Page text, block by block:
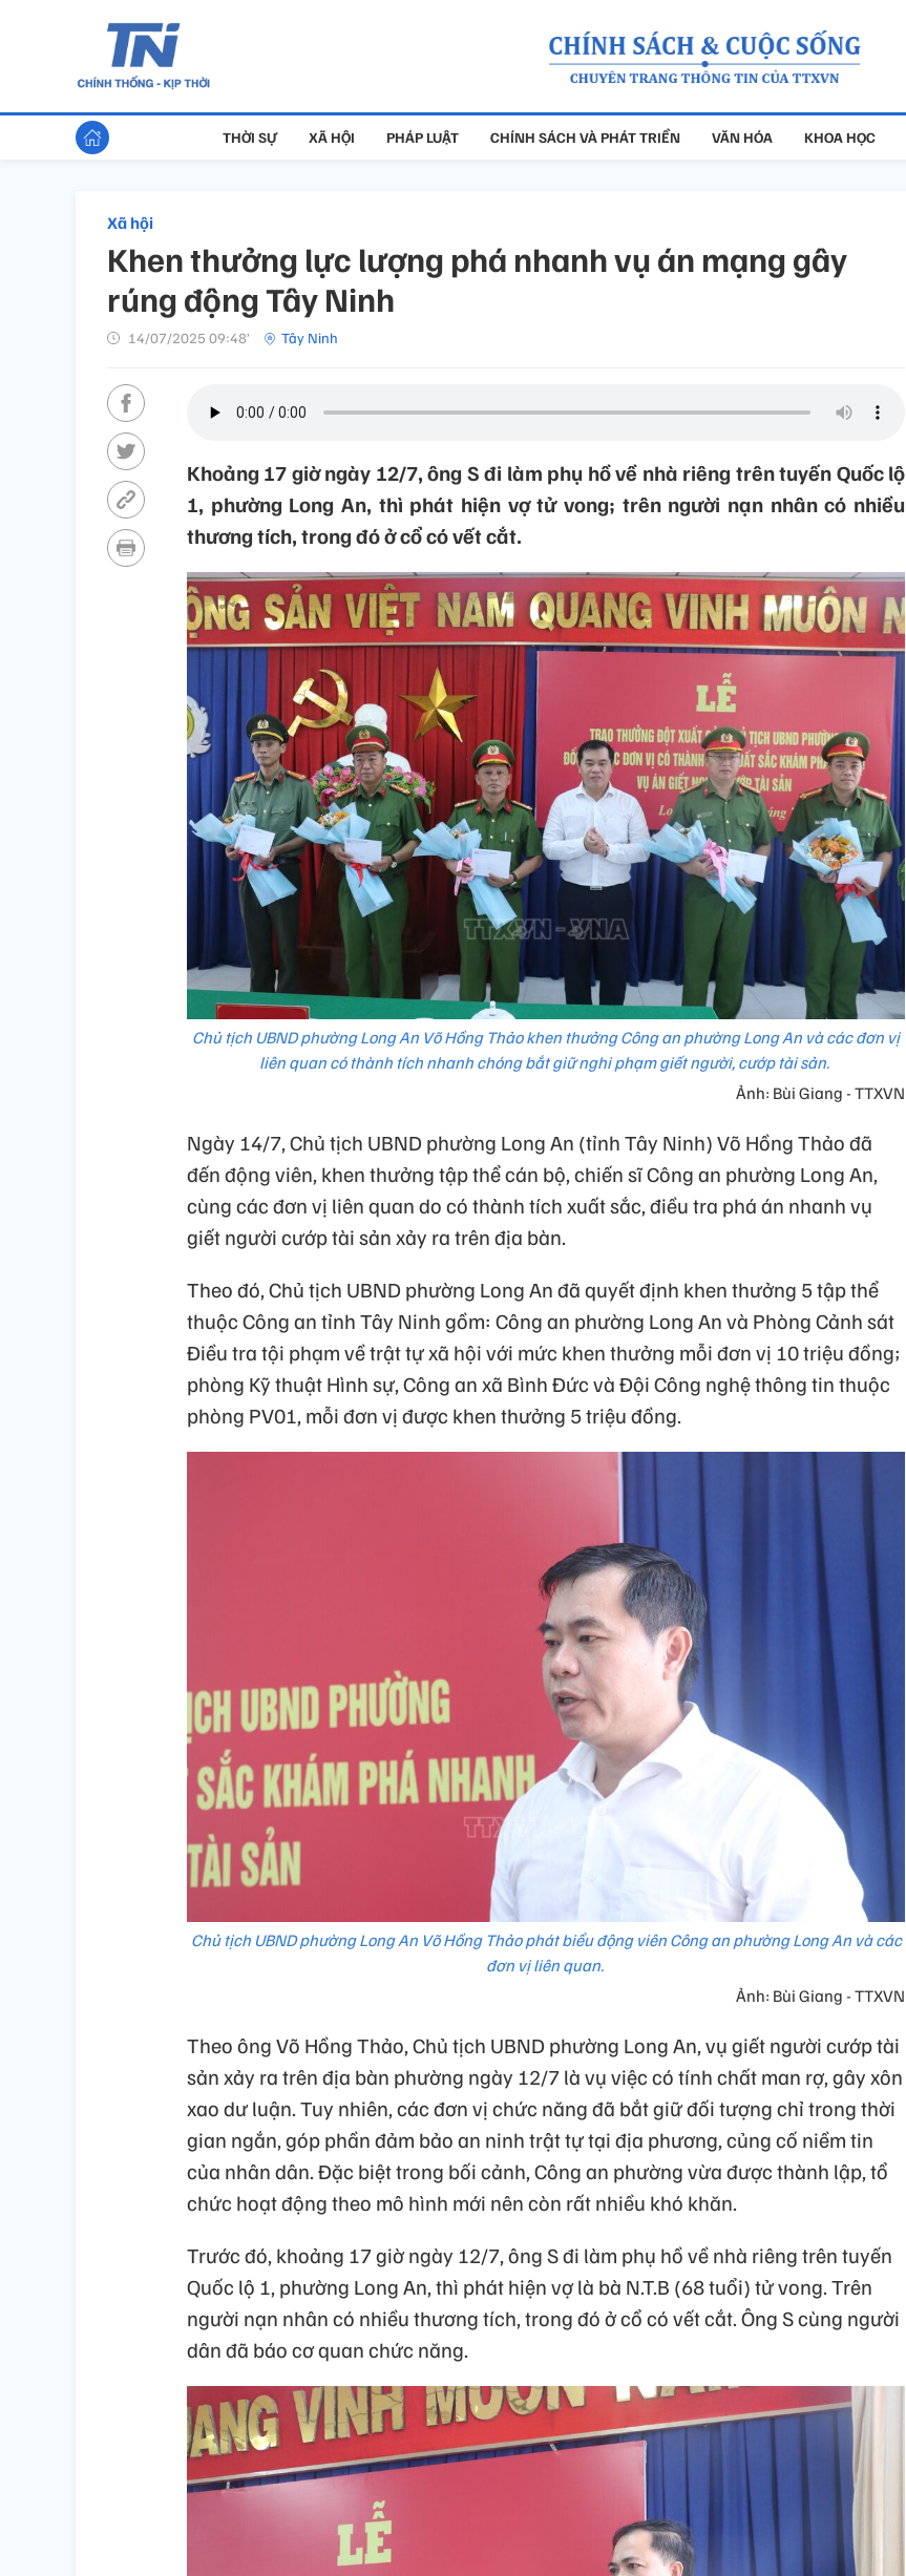
THỜI SỰ XÃ HỘI PHÁP LUẬT CHÍNH SÁCH VÀ PHÁT TRIỂN VĂN HÓA KHOA HỌC
Xã hội
Khen thưởng lực lượng phá nhanh vụ án mạng gây
rúng động Tây Ninh
14/07/2025 09:48’ Tây Ninh
Khoảng 17 giờ ngày 12/7, ông S đi làm phụ hồ về nhà riêng trên tuyến Quốc lộ
1, phường Long An, thì phát hiện vợ tử vong; trên người nạn nhân có nhiều
thương tích, trong đó ở cổ có vết cắt.
Chủ tịch UBND phường Long An Võ Hồng Thảo khen thưởng Công an phường Long An và các đơn vị
liên quan có thành tích nhanh chóng bắt giữ nghi phạm giết người, cướp tài sản.
Ảnh: Bùi Giang - TTXVN
Ngày 14/7, Chủ tịch UBND phường Long An (tỉnh Tây Ninh) Võ Hồng Thảo đã
đến động viên, khen thưởng tập thể cán bộ, chiến sĩ Công an phường Long An,
cùng các đơn vị liên quan do có thành tích xuất sắc, điều tra phá án nhanh vụ
giết người cướp tài sản xảy ra trên địa bàn.
Theo đó, Chủ tịch UBND phường Long An đã quyết định khen thưởng 5 tập thể
thuộc Công an tỉnh Tây Ninh gồm: Công an phường Long An và Phòng Cảnh sát
Điều tra tội phạm về trật tự xã hội với mức khen thưởng mỗi đơn vị 10 triệu đồng;
phòng Kỹ thuật Hình sự, Công an xã Bình Đức và Đội Công nghệ thông tin thuộc
phòng PV01, mỗi đơn vị được khen thưởng 5 triệu đồng.
Chủ tịch UBND phường Long An Võ Hồng Thảo phát biểu động viên Công an phường Long An và các
đơn vị liên quan.
Ảnh: Bùi Giang - TTXVN
Theo ông Võ Hồng Thảo, Chủ tịch UBND phường Long An, vụ giết người cướp tài
sản xảy ra trên địa bàn phường ngày 12/7 là vụ việc có tính chất man rợ, gây xôn
xao dư luận. Tuy nhiên, các đơn vị chức năng đã bắt giữ đối tượng chỉ trong thời
gian ngắn, góp phần đảm bảo an ninh trật tự tại địa phương, củng cố niềm tin
của nhân dân. Đặc biệt trong bối cảnh, Công an phường vừa được thành lập, tổ
chức hoạt động theo mô hình mới nên còn rất nhiều khó khăn.
Trước đó, khoảng 17 giờ ngày 12/7, ông S đi làm phụ hồ về nhà riêng trên tuyến
Quốc lộ 1, phường Long An, thì phát hiện vợ là bà N.T.B (68 tuổi) tử vong. Trên
người nạn nhân có nhiều thương tích, trong đó ở cổ có vết cắt. Ông S cùng người
dân đã báo cơ quan chức năng.